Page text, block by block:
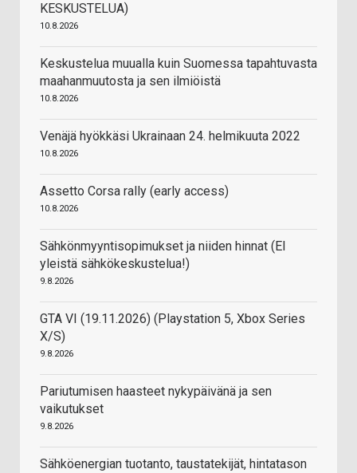
KESKUSTELUA)
10.8.2026
Keskustelua muualla kuin Suomessa tapahtuvasta
maahanmuutosta ja sen ilmiöistä
10.8.2026
Venäjä hyökkäsi Ukrainaan 24. helmikuuta 2022
10.8.2026
Assetto Corsa rally (early access)
10.8.2026
Sähkönmyyntisopimukset ja niiden hinnat (EI
yleistä sähkökeskustelua!)
9.8.2026
GTA VI (19.11.2026) (Playstation 5, Xbox Series
X/S)
9.8.2026
Pariutumisen haasteet nykypäivänä ja sen
vaikutukset
9.8.2026
Sähköenergian tuotanto, taustatekijät, hintatason